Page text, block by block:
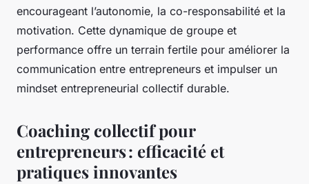
encourageant l’autonomie, la co-responsabilité et la
motivation. Cette dynamique de groupe et
performance offre un terrain fertile pour améliorer la
communication entre entrepreneurs et impulser un
mindset entrepreneurial collectif durable.
Coaching collectif pour
entrepreneurs : efficacité et
pratiques innovantes